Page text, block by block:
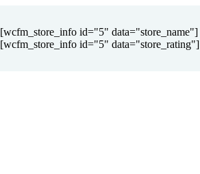
[wcfm_store_info id="5" data="store_name"]
[wcfm_store_info id="5" data="store_rating"]